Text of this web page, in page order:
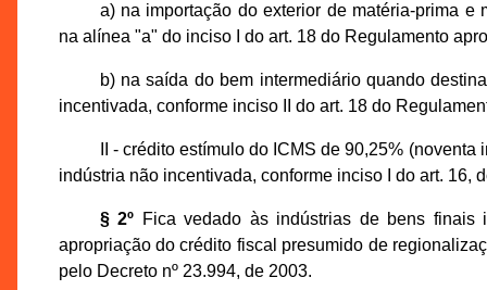
a) na importação do exterior de matéria-prima
na alínea "a" do inciso I do art. 18 do Regulamento
b) na saída do bem intermediário quando
incentivada, conforme inciso II do art. 18 do
II - crédito estímulo do ICMS de 90,25%
indústria não incentivada, conforme inciso I do art. 16,
§ 2º Fica vedado às indústrias de bens finais
apropriação do crédito fiscal presumido de
pelo Decreto nº 23.994, de 2003.